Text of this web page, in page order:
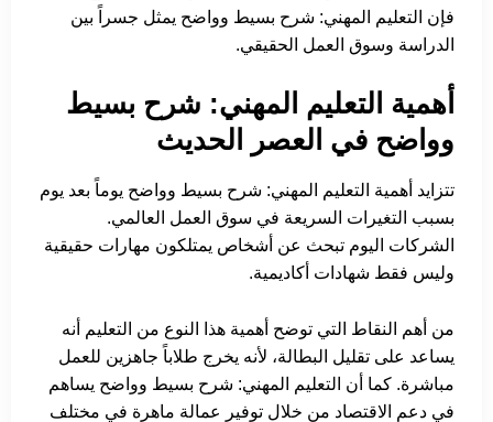
فإن التعليم المهني: شرح بسيط وواضح يمثل جسراً بين
الدراسة وسوق العمل الحقيقي.
أهمية التعليم المهني: شرح بسيط
وواضح في العصر الحديث
تتزايد أهمية التعليم المهني: شرح بسيط وواضح يوماً بعد يوم
بسبب التغيرات السريعة في سوق العمل العالمي.
الشركات اليوم تبحث عن أشخاص يمتلكون مهارات حقيقية
وليس فقط شهادات أكاديمية.
من أهم النقاط التي توضح أهمية هذا النوع من التعليم أنه
يساعد على تقليل البطالة، لأنه يخرج طلاباً جاهزين للعمل
مباشرة. كما أن التعليم المهني: شرح بسيط وواضح يساهم
في دعم الاقتصاد من خلال توفير عمالة ماهرة في مختلف